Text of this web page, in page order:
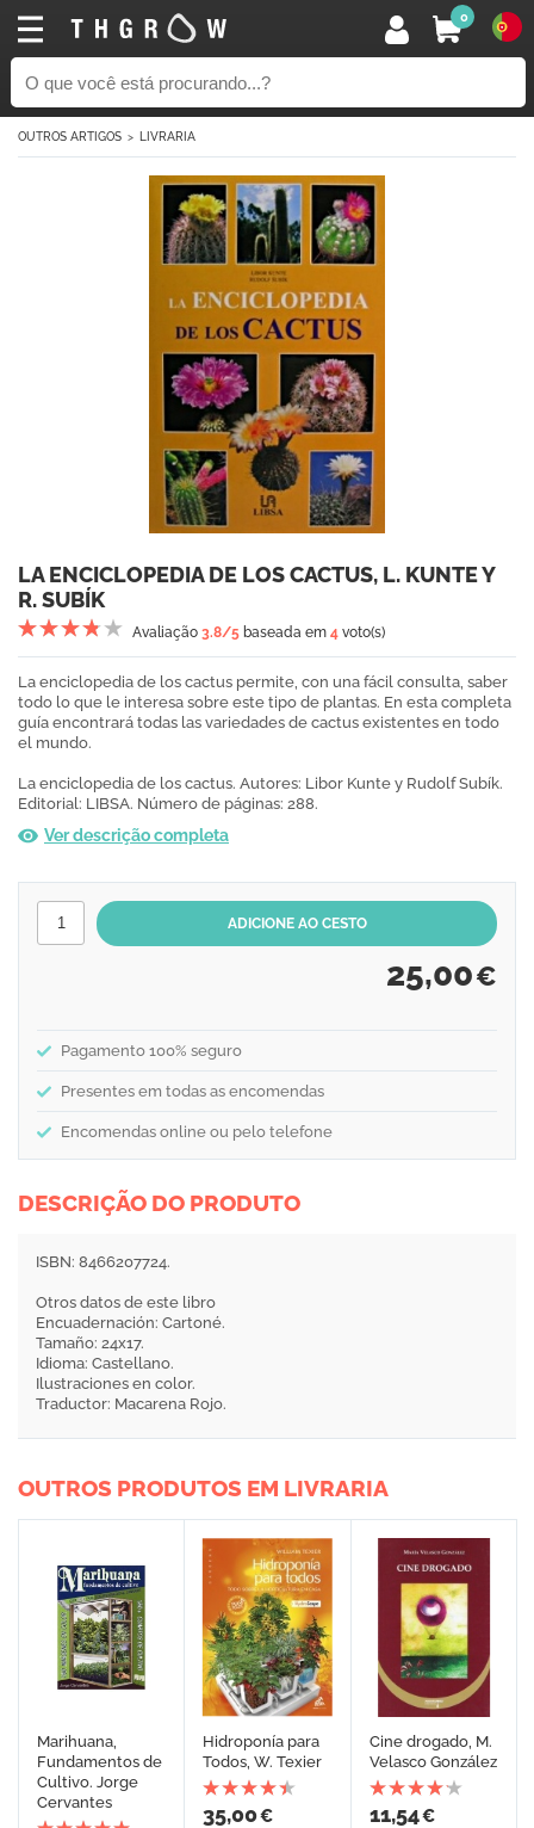
0
OUTROS ARTIGOS LIVRARIA
LA ENCICLOPEDIA DE LOS CACTUS, L. KUNTE Y
R. SUBÍK
Avaliação 3.8/5 baseada em 4 voto(s)
La enciclopedia de los cactus permite, con una fácil consulta, saber
todo lo que le interesa sobre este tipo de plantas. En esta completa
guía encontrará todas las variedades de cactus existentes en todo
el mundo.
La enciclopedia de los cactus. Autores: Libor Kunte y Rudolf Subík.
Editorial: LIBSA. Número de páginas: 288.
Ver descrição completa
25,00€
Pagamento 100% seguro
Presentes em todas as encomendas
Encomendas online ou pelo telefone
DESCRIÇÃO DO PRODUTO
ISBN: 8466207724.
Otros datos de este libro
Encuadernación: Cartoné.
Tamaño: 24x17.
Idioma: Castellano.
Ilustraciones en color.
Traductor: Macarena Rojo.
OUTROS PRODUTOS EM LIVRARIA
Marihuana,
Fundamentos de
Cultivo. Jorge
Cervantes
Hidroponía para
Todos, W. Texier
35,00€
Cine drogado, M.
Velasco González
11,54€